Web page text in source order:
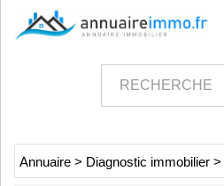
Annuaire > Diagnostic immobilier >